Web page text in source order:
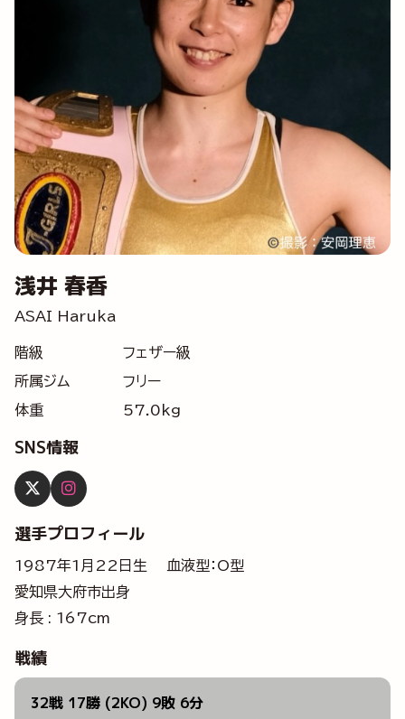
浅井 春香
ASAI Haruka
階級
フェザー級
所属ジム
フリー
体重
57.0kg
SNS情報
選手プロフィール
1987年1月22日生 血液型：O型
愛知県大府市出身
身長 : 167cm
戦績
32戦 17勝 (2KO) 9敗 6分